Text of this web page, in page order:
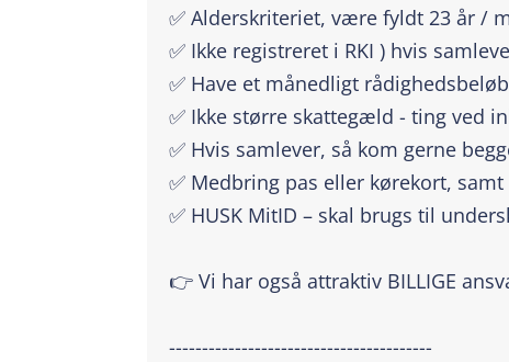
✅ Alderskriteriet, være fyldt 23 år /
✅ Ikke registreret i RKI ) hvis
✅ Have et månedligt
✅ Ikke større skattegæld - ting ved
✅ Hvis samlever, så kom gerne
✅ Medbring pas eller kørekort,
✅ HUSK MitID – skal brugs til
👉 Vi har også attraktiv BILLIGE
----------------------------------------